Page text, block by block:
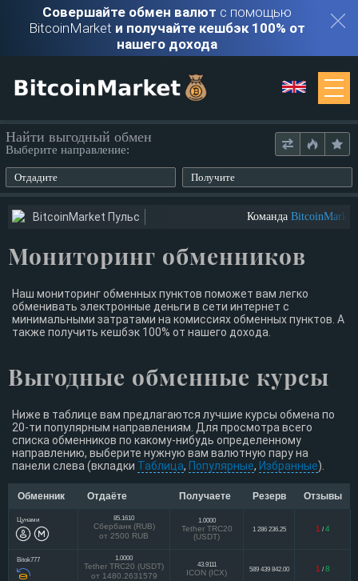
Совершайте обмен валют с помощью
BitcoinMarket и получайте кешбэк 100% от
нашего дохода
Обменники
Войти
Регистрация
Найти выгодный обмен
Выберите направление:
Отдадите Получите
BitcoinMarket Пульс Команда BitcoinMarket
Мониторинг обменников
Наш мониторинг обменных пунктов поможет вам легко
обменивать электронные деньги в сети интернет с
минимальными затратами на комиссиях обменных пунктов. А
также получить кешбэк 100% от нашего дохода.
Выгодные обменные курсы
Ниже в таблице вам предлагаются лучшие курсы обмена по
20-ти популярным направлениям. Для просмотра всего
списка обменников по какому-нибудь определенному
направлению, выберите нужную вам валютную пару на
панели слева (вкладки Таблица, Популярные, Избранные).
Обменник Отдаёте Получаете Резерв Отзывы
Цунами 85.1610
Сбербанк (RUB)
от 2500 RUB
1.0000
Tether TRC20
(USDT)
1 286 236.25 1 / 4
Bitok777 1.0000
Tether TRC20 (USDT)
от 1480.2631579
43.9111
ICON (ICX) 589 439 842.00 1 / 8